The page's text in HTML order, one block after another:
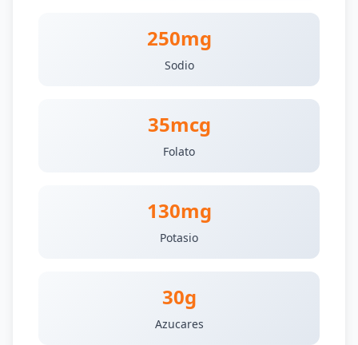
250mg
Sodio
35mcg
Folato
130mg
Potasio
30g
Azucares